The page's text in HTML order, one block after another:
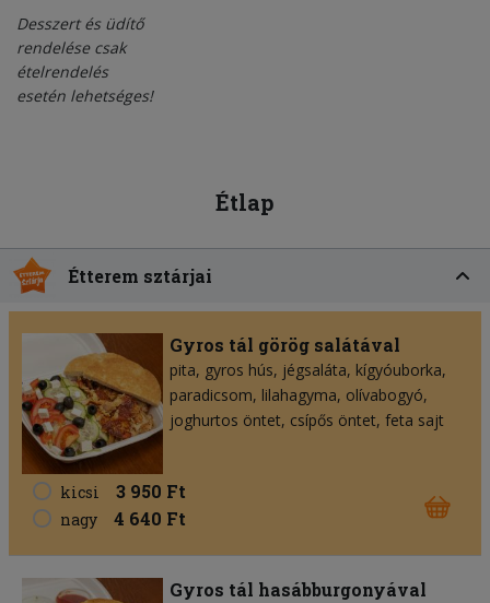
Desszert és üdítő
rendelése csak
ételrendelés
esetén lehetséges!
Étlap
Étterem sztárjai
Gyros tál görög salátával
pita gyros hús jégsaláta kígyóuborka
paradicsom lilahagyma olívabogyó
joghurtos öntet csípős öntet feta sajt
kicsi 3 950 Ft
nagy 4 640 Ft
Gyros tál hasábburgonyával